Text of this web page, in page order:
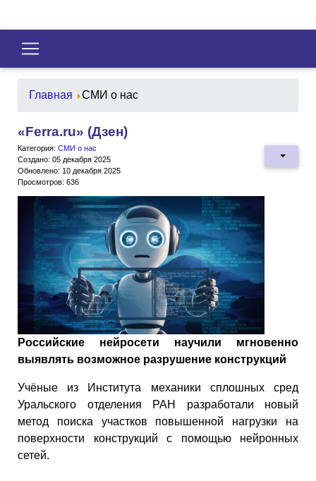
Главная СМИ о нас
«Ferra.ru» (Дзен)
Категория: СМИ о нас
Создано: 05 декабря 2025
Обновлено: 10 декабря 2025
Просмотров: 636
Российские нейросети научили мгновенно
выявлять возможное разрушение конструкций
Учёные из Института механики сплошных сред
Уральского отделения РАН разработали новый
метод поиска участков повышенной нагрузки на
поверхности конструкций с помощью нейронных
сетей.